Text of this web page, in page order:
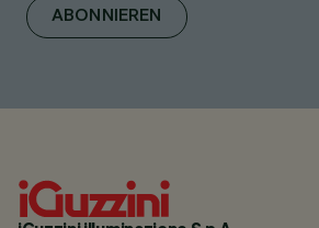
ABONNIEREN